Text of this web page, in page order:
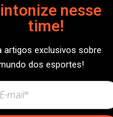
nesse
time!
artigos exclusivos sobre
dos esportes!